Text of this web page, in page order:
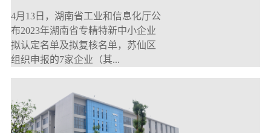
企业
4月13日，湖南省工业和信息化厅公
布2023年湖南省专精特新中小企业
拟认定名单及拟复核名单，苏仙区
组织申报的7家企业（其...